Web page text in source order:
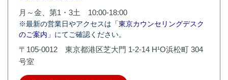
月～金、第1・3土 10:00-18:00
※最新の営業日やアクセスは 「東京カウンセリングデスク
のご案内」 にてご確認ください。
〒105-0012 東京都港区芝大門 1-2-14 H¹O浜松町 304
号室